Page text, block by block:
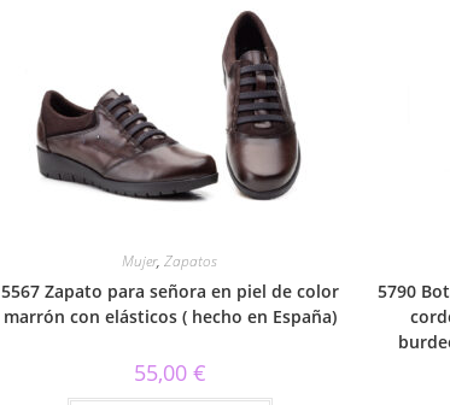
Mujer,Zapatos
5567 Zapato para señora en piel de color
marrón con elásticos ( hecho en España)
55,00 €
5790